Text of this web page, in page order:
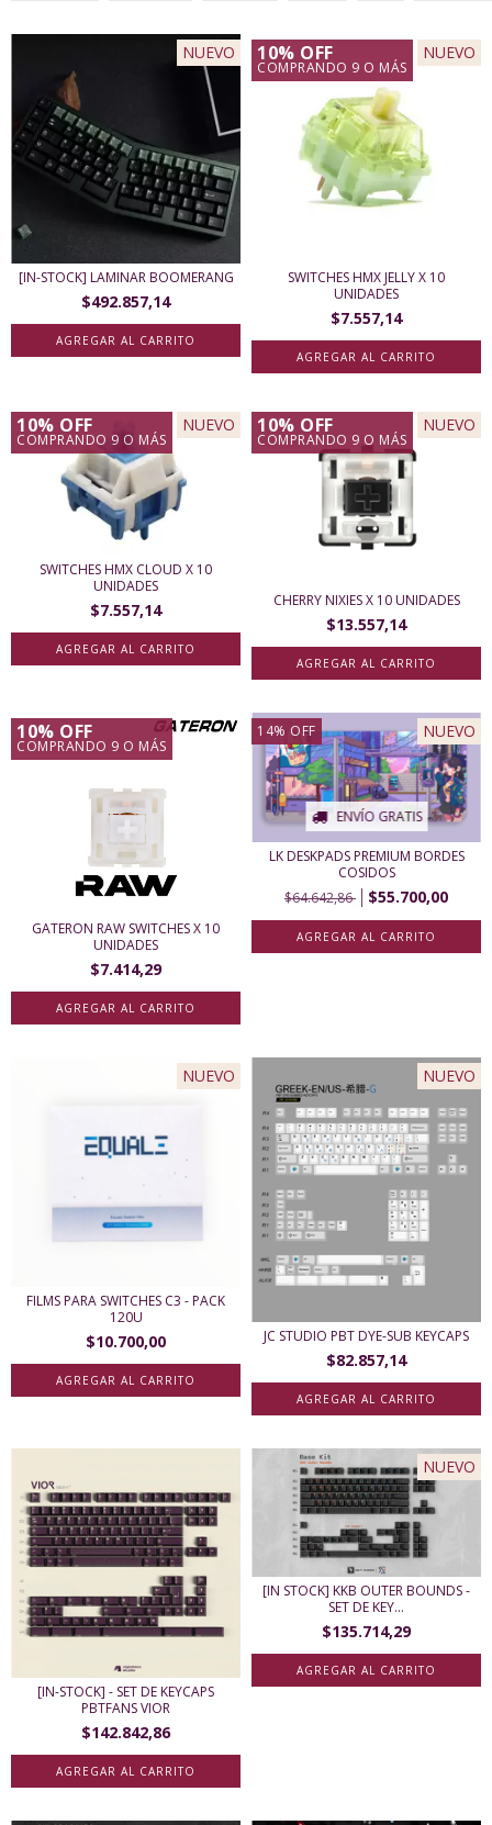
NUEVO
[IN-STOCK] LAMINAR BOOMERANG
$492.857,14
AGREGAR AL CARRITO
10% OFF
COMPRANDO 9 O MÁS
NUEVO
SWITCHES HMX JELLY X 10
UNIDADES
$7.557,14
10% OFF
COMPRANDO 9 O MÁS
NUEVO
SWITCHES HMX CLOUD X 10
UNIDADES
$7.557,14
10% OFF
COMPRANDO 9 O MÁS
NUEVO
CHERRY NIXIES X 10 UNIDADES
$13.557,14
10% OFF
COMPRANDO 9 O MÁS
GATERON RAW SWITCHES X 10
UNIDADES
$7.414,29
14% OFF
ENVÍO GRATIS
NUEVO
LK DESKPADS PREMIUM BORDES
COSIDOS
$64.642,86
$55.700,00
NUEVO
FILMS PARA SWITCHES C3 - PACK
120U
$10.700,00
NUEVO
JC STUDIO PBT DYE-SUB KEYCAPS
$82.857,14
AGREGAR AL CARRITO
[IN-STOCK] - SET DE KEYCAPS
PBTFANS VIOR
$142.842,86
AGREGAR AL CARRITO
NUEVO
[IN STOCK] KKB OUTER BOUNDS -
SET DE KEY...
$135.714,29
AGREGAR AL CARRITO